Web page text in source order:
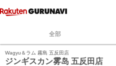
全部
Wagyu＆ラム 霧島 五反田店
ジンギスカン雾岛 五反田店